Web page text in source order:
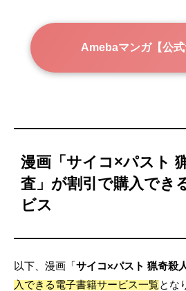
Amebaマンガ【公式
漫画「サイコ×パスト
査」が割引で購入でき
ビス
以下、漫画「サイコ×パスト 猟奇殺
入できる電子書籍サービス一覧とな